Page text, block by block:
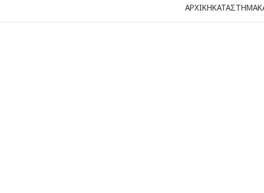
ΑΡΧΙΚΗΚΑΤΑΣΤΗΜΑ